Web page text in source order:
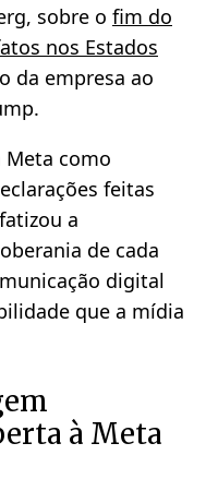
sobre o fim do
nos Estados
da empresa ao
Meta como
feitas
a
de cada
digital
que a mídia
à Meta